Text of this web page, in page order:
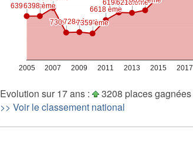
2005 2007 2009 2011 2013 2015 2017
6398 ème
6398 ème
6398 ème
6398 ème
7309 ème
7309 ème
7284 ème
7284 ème
7359 ème
7359 ème
6618 ème
6618 ème
6198 ème
6198 ème
6218 ème
6218 ème
Evolution sur 17 ans :
3208 places gagnées
>> Voir le classement national